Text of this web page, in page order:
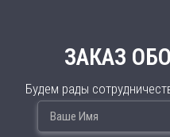
ЗАКАЗ
Будем рады